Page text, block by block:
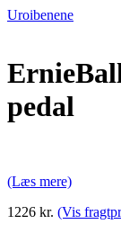
Uroibenene
pedal
(Læs mere)
1226 kr. (Vis